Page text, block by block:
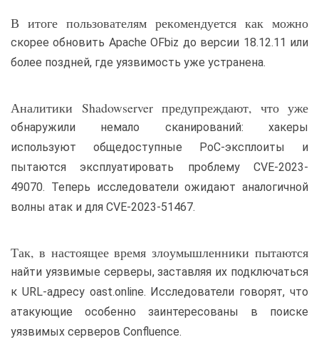
В итоге пользователям рекомендуется как можно
скорее обновить Apache OFbiz до версии 18.12.11 или
более поздней, где уязвимость уже устранена.
Аналитики Shadowserver предупреждают, что уже
обнаружили немало сканирований: хакеры
используют общедоступные PoC-эксплоиты и
пытаются эксплуатировать проблему CVE-2023-
49070. Теперь исследователи ожидают аналогичной
волны атак и для CVE-2023-51467.
Так, в настоящее время злоумышленники пытаются
найти уязвимые серверы, заставляя их подключаться
к URL-адресу oast.online. Исследователи говорят, что
атакующие особенно заинтересованы в поиске
уязвимых серверов Confluence.